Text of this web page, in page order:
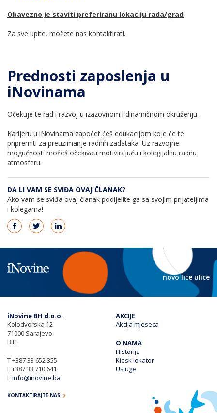
Obavezno je staviti preferiranu lokaciju rada/grad
Za sve upite, možete nas kontaktirati.
Prednosti zaposlenja u
iNovinama
Očekuje te rad i razvoj u izazovnom i dinamičnom okruženju.
Karijeru u iNovinama započet ćeš edukacijom koje će te
pripremiti za preuzimanje radnih zadataka. Uz razvojne
mogućnosti možeš očekivati motivirajuću i kolegijalnu radnu
atmosferu.
DA LI VAM SE SVIĐA OVAJ ČLANAK?
Ako vam se sviđa ovaj članak podijelite ga sa svojim prijateljima
i kolegama!
novo lice ulice
iNovine BH d.o.o.
Kolodvorska 12
71000 Sarajevo
BiH
T+387 33 652 355
F+387 33 710 641
E info@inovine.ba
KONTAKTIRAJTE NAS
AKCIJE
Akcija mjeseca
O NAMA
Historija
Kiosk lokator
Usluge